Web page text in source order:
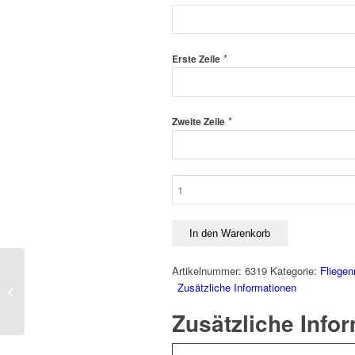
Erste Zeile *
Zweite Zeile *
In den Warenkorb
Artikelnummer: 6319 Kategorie:
Zusätzliche Informationen
Zusätzliche